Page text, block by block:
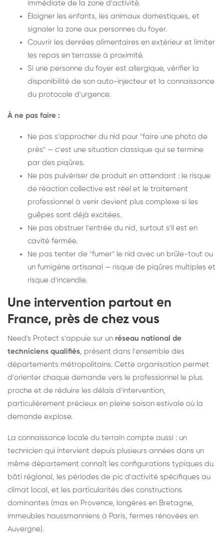
immédiate de la zone d'activité.
Éloigner les enfants, les animaux domestiques, et
signaler la zone aux personnes du foyer.
Couvrir les denrées alimentaires en extérieur et limiter
les repas en terrasse à proximité.
Si une personne du foyer est allergique, vérifier la
disponibilité de son auto-injecteur et la connaissance
du protocole d'urgence.
À ne pas faire :
Ne pas s'approcher du nid pour "faire une photo de
près" — c'est une situation classique qui se termine
par des piqûres.
Ne pas pulvériser de produit en attendant : le risque
de réaction collective est réel et le traitement
professionnel à venir devient plus complexe si les
guêpes sont déjà excitées.
Ne pas obstruer l'entrée du nid, surtout s'il est en
cavité fermée.
Ne pas tenter de "fumer" le nid avec un brûle-tout ou
un fumigène artisanal — risque de piqûres multiples et
risque d'incendie.
Une intervention partout en
France, près de chez vous
Need's Protect s'appuie sur un réseau national de
techniciens qualifiés, présent dans l'ensemble des
départements métropolitains. Cette organisation permet
d'orienter chaque demande vers le professionnel le plus
proche et de réduire les délais d'intervention,
particulièrement précieux en pleine saison estivale où la
demande explose.
La connaissance locale du terrain compte aussi : un
technicien qui intervient depuis plusieurs années dans un
même département connaît les configurations typiques du
bâti régional, les périodes de pic d'activité spécifiques au
climat local, et les particularités des constructions
dominantes (mas en Provence, longères en Bretagne,
immeubles haussmanniens à Paris, fermes rénovées en
Auvergne).